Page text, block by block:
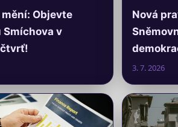
mění: Objevte
Smíchova v
Nová
3. 7. 2026